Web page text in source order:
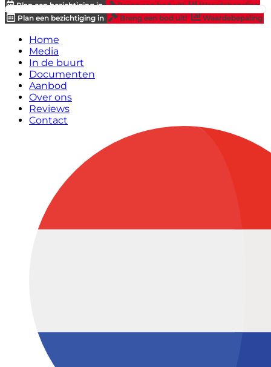
Plan een bezichtiging in Breng een bod uit!
Waardebepaling
Plan een bezichtiging in
Breng een bod uit! Waardebepaling
Home
Media
In de buurt
Documenten
Aanbod
Over ons
Reviews
Contact